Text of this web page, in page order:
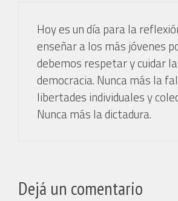
Hoy es un día para la
enseñar a los más jóvenes
debemos respetar y cuidar la
democracia. Nunca más la
libertades individuales y
Nunca más la dictadura.
Dejá un comentario